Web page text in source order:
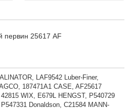
первин 25617 AF
LAF9542 Luber-Finer,
187471A1 CASE, AF25617
WIX, E679L HENGST, P540729
Donaldson, C21584 MANN-